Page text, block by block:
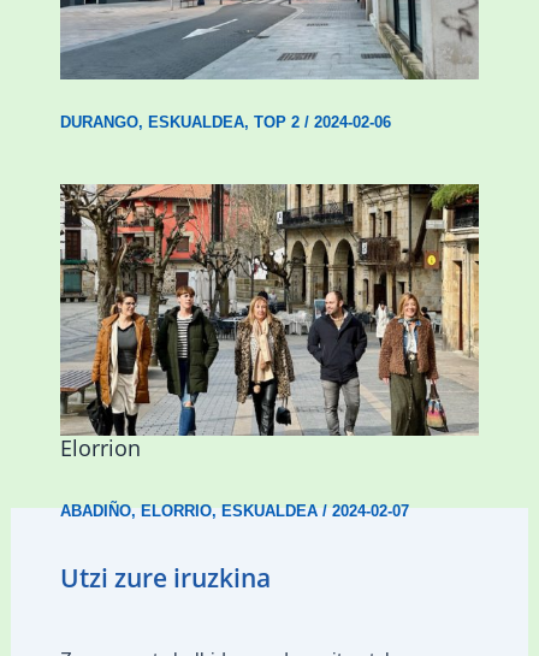
Udal etxebizitza tasatuei buruzko lehen
ordenantza izango du Durangok
DURANGO, ESKUALDEA, TOP 2/ 2024-02-06
Mankomunitateko gizarte-langileak
presentzia indartu du Abadiñon eta
Elorrion
ABADIÑO,ELORRIO,ESKUALDEA/2024-02-07
Utzi zure iruzkina